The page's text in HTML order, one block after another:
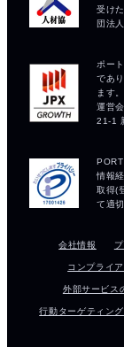
会社情報
コンプライ
外部サービス
行動ターゲティン